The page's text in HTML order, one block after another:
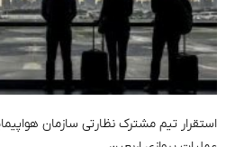
استقرار تیم مشترک نظارتی سازمان